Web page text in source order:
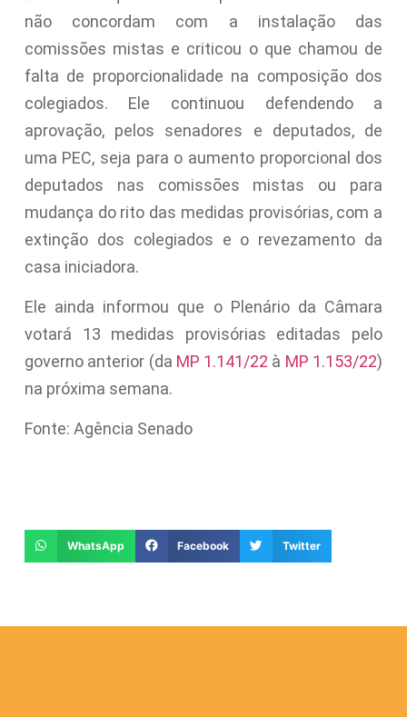
não concordam com a instalação das
comissões mistas e criticou o que chamou de
falta de proporcionalidade na composição dos
colegiados. Ele continuou defendendo a
aprovação, pelos senadores e deputados, de
uma PEC, seja para o aumento proporcional dos
deputados nas comissões mistas ou para
mudança do rito das medidas provisórias, com a
extinção dos colegiados e o revezamento da
casa iniciadora.
Ele ainda informou que o Plenário da Câmara
votará 13 medidas provisórias editadas pelo
governo anterior (da MP 1.141/22 à MP 1.153/22)
na próxima semana.
Fonte: Agência Senado
WhatsApp Facebook Twitter